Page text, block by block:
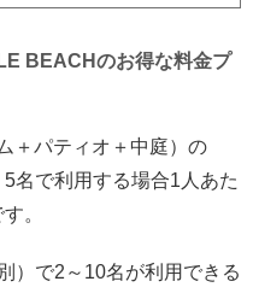
BEACHのお得な料金プ
＋パティオ＋中庭）の
名で利用する場合1人あた
。
）で2～10名が利用できる